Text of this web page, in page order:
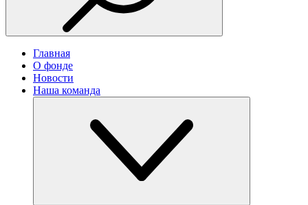
Главная
О фонде
Новости
Наша команда